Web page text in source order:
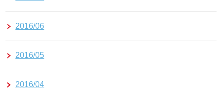
2016/06
2016/05
2016/04